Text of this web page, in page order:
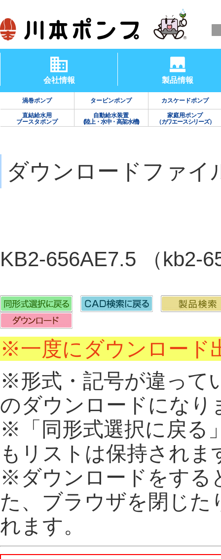
会社情報 製品情報
渦巻ポンプ タービンポンプ カスケードポンプ
直結給水用
ブースタポンプ
自動給水装置
(陸上・水中・高架水槽)
家庭用ポンプ
（カワエースシリーズ）
ダウンロードファイ
KB2-656AE7.5 （
※一度にダウンロード
※形式・記号が違って
のダウンロードになり
※「同形式選択に戻る
もリストは保持されま
※ダウンロードをする
た、ブラウザを閉じた
れます。